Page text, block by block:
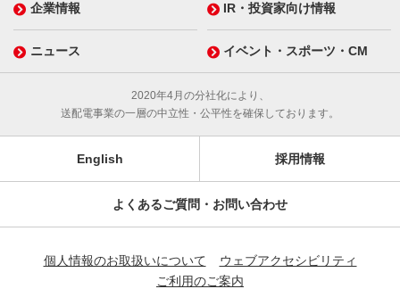
企業情報 IR・投資家向け情報
ニュース イベント・スポーツ・CM
2020年4月の分社化により、
送配電事業の一層の中立性・公平性を確保しております。
English 採用情報
よくあるご質問・お問い合わせ
個人情報のお取扱いについて
ウェブアクセシビリティ
ご利用のご案内